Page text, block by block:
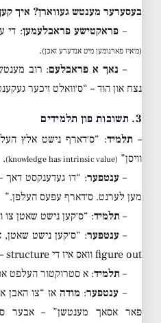
בעסערער מענטש געווארן? איך
– פראקטישע פראבלעמען: די
(מ׳איז פארנומען מיט אנדערע זאכן).
– נאך א פראבלעם: רוב
נצח און הוד – “ס׳וואלט זיכער
3. תשובות פון תלמידים
– תלמיד
וויסן” (knowledge has intrinsic value)
.
–ענטפער: “דו געדענקסט דאך –
מען לערנט. ס׳דארף עפעס העלפן.”
–תלמיד: “ס׳קען נישט שאטן צו
–ענטפער: “ס׳קען נישט
figure out וואס איז די structure – וואס איז דער חילוק?”
–תלמיד: א סטרוקטור העלפט
– ענטפער: מודה
פאר אסאך מענטשן” – אבער